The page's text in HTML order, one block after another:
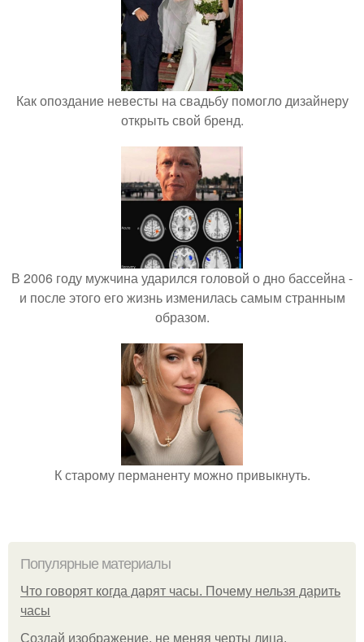
Как опоздание невесты на свадьбу помогло дизайнеру
открыть свой бренд.
В 2006 году мужчина ударился головой о дно бассейна -
и после этого его жизнь изменилась самым странным
образом.
К старому перманенту можно привыкнуть.
Популярные материалы
Что говорят когда дарят часы. Почему нельзя дарить
часы
Создай изображение, не меняя черты лица.